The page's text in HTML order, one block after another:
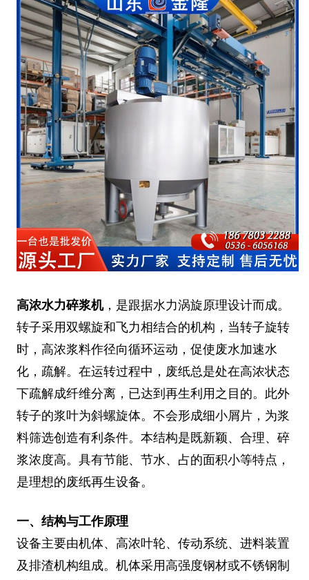
高浓水力碎浆机，是跟据水力涡旋原理设计而成。
转子采用双螺旋和飞力相结合的机构，当转子旋转
时，高浓浆料作径向循环运动，促使废水加速水
化，疏解。在运转过程中，废纸总是处在高浓状态
下疏解成纤维分离，已达到再生利用之目的。此外
转子的浆叶为斜螺旋体。不会形成细小屑片，为浆
料筛选创造有利条件。本结构是既新颖、合理、碎
浆浓度高。具有节能、节水、占的面积小等特点，
是理想的废纸再生设备。
一、结构与工作原理
设备主要由机体、高浓叶轮、传动系统、进料装置
及排渣机构组成。机体采用高强度钢材或不锈钢制